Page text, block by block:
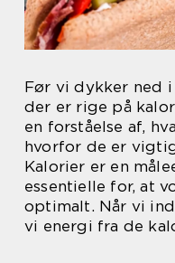
Før vi dykker ned
der er rige på
en forståelse af,
hvorfor de er
Kalorier er en
essentielle for, at
optimalt. Når vi
vi energi fra de